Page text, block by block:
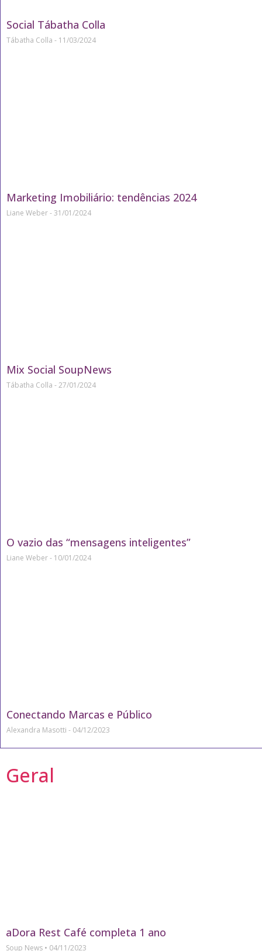
Social Tábatha Colla
Tábatha Colla 11/03/2024
Marketing Imobiliário: tendências 2024
Liane Weber 31/01/2024
Mix Social SoupNews
Tábatha Colla 27/01/2024
O vazio das “mensagens inteligentes”
Liane Weber 10/01/2024
Conectando Marcas e Público
Alexandra Masotti 04/12/2023
Geral
aDora Rest Café completa 1 ano
Soup News 04/11/2023